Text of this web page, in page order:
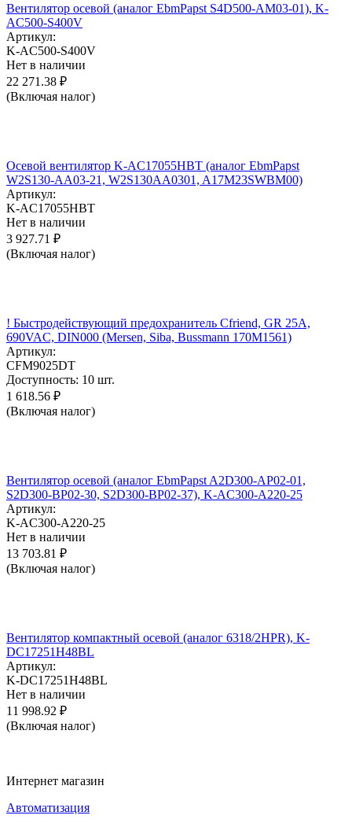
Вентилятор осевой (аналог EbmPapst S4D500-AM03-01), K-
AC500-S400V
Артикул:
K-AC500-S400V
Нет в наличии
22 271.38 ₽
(Включая налог)
Осевой вентилятор K-AC17055HBT (аналог EbmPapst
W2S130-AA03-21, W2S130AA0301, A17M23SWBM00)
Артикул:
K-AC17055HBT
Нет в наличии
3 927.71 ₽
(Включая налог)
! Быстродействующий предохранитель Cfriend, GR 25А,
690VAC, DIN000 (Mersen, Siba, Bussmann 170M1561)
Артикул:
CFM9025DT
Доступность: 10 шт.
1 618.56 ₽
(Включая налог)
Вентилятор осевой (аналог EbmPapst A2D300-AP02-01,
S2D300-BP02-30, S2D300-BP02-37), K-AC300-A220-25
Артикул:
K-AC300-A220-25
Нет в наличии
13 703.81 ₽
(Включая налог)
Вентилятор компактный осевой (аналог 6318/2HPR), K-
DC17251H48BL
Артикул:
K-DC17251H48BL
Нет в наличии
11 998.92 ₽
(Включая налог)
Интернет магазин
Автоматизация